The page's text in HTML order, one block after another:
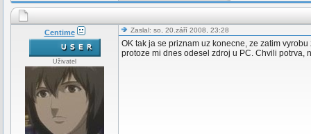
Centime
Uživatel
Zaslal: so, 20.září 2008, 23:28
OK tak ja se priznam uz konecne, ze zatim
protoze mi dnes odesel zdroj u PC. Chvili potrva,